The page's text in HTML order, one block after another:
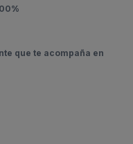
que te acompaña en